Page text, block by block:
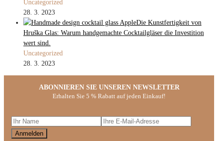
Uncategorized
28. 3. 2023
Die Kunstfertigkeit von
Hruška Glas: Warum handgemachte Cocktailgläser die Investition
wert sind.
Uncategorized
28. 3. 2023
ABONNIEREN SIE UNSEREN NEWSLETTER
Erhalten Sie 5 % Rabatt auf jeden Einkauf!